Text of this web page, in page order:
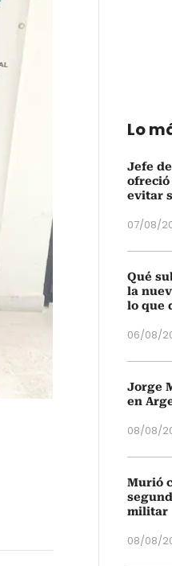
Lo
Jefe
ofreció
evitar
07/08/
Qué
la
lo que
06/08/
Jorge
en
08/08/
Murió
militar
08/08/